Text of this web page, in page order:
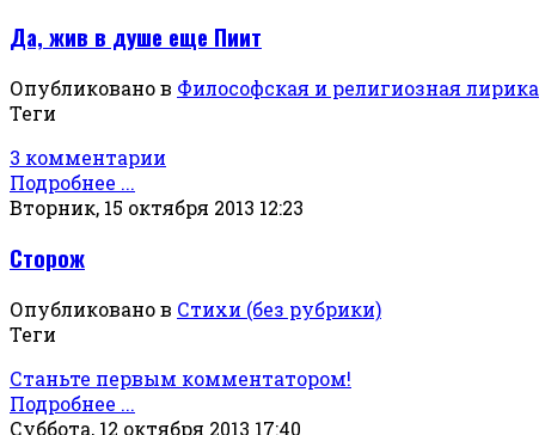
Да, жив в душе еще Пиит
Опубликовано в Философская и религиозная лирика
Теги
3 комментарии
Подробнее ...
Вторник, 15 октября 2013 12:23
Сторож
Опубликовано в Стихи (без рубрики)
Теги
Станьте первым комментатором!
Подробнее ...
Суббота, 12 октября 2013 17:40